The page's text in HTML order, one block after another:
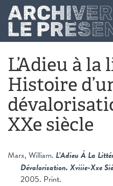
Aller au contenu principal
L’Adieu à
Histoire
XXe siècle
Marx, William. L’Adieu À La
Dévalorisation. Xviiie-Xxe
2005. Print.